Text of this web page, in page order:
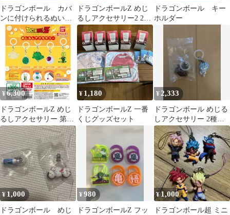
ドラゴンボール カバ
ンに付けられるぬいぐ
るみ 四星球 マスコ
ット キーホルダー
ドラゴンボールZ めじ
るしアクセサリー2 2種
セット
ドラゴンボール キー
ホルダー
¥6,300
ドラゴンボールZ めじ
るしアクセサリー 第一
弾全5種 フルコンプ
ガチャ ガシャ
¥ 1,180
ドラゴンボールZ 一番
くじグッズセット
¥ 2,333
ドラゴンボール めじる
しアクセサリー 2種セ
ット
¥1,000
ドラゴンボール めじ
¥980
ドラゴンボールZ フッ
¥ 1,000
ドラゴンボール超 ミニ